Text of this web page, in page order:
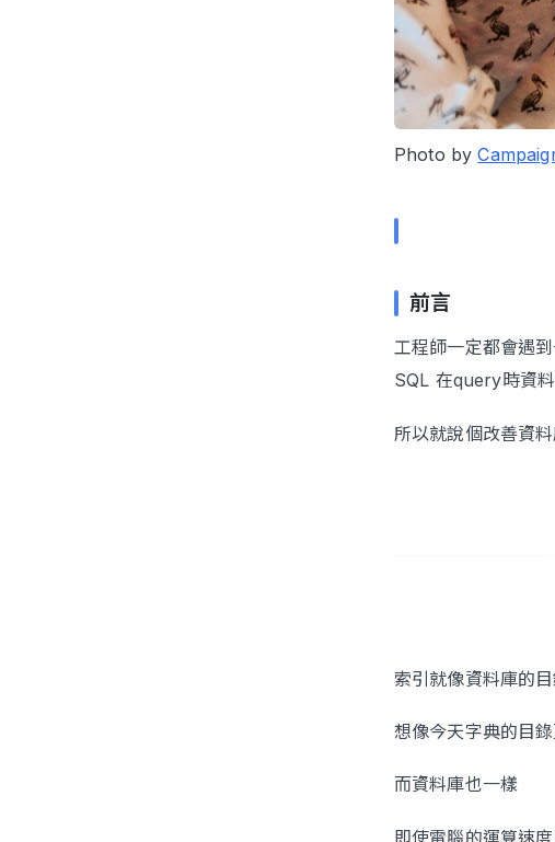
Photo by
前言
工程師一定都會遇
SQL 在query時資
所以就說個改善資
索引就像資料庫的目
想像今天字典的目
而資料庫也一樣
即使電腦的運算速